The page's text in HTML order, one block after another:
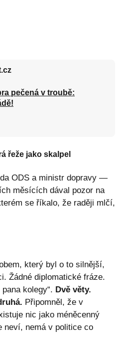
pečená v troubě:
řeže jako skalpel
ODS a ministr dopravy —
měsících dával pozor na
se říkalo, že raději mlčí,
který byl o to silnější,
Žádné diplomatické fráze.
kolegy“. Dvě věty.
Připomněl, že v
nic jako méněcenný
nemá v politice co